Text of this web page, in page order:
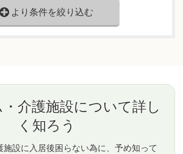
より条件を絞り込む
介護施設について詳し
く知ろう
施設に入居後困らない為に、予め知って